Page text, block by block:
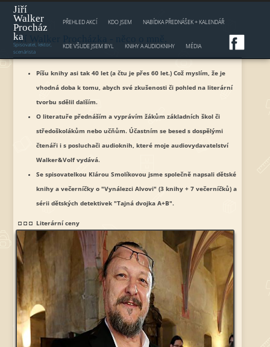
Jiří
Walker
Procház
ka
Spisovatel, lektor,
scenárista
PŘEHLED AKCÍ KDO JSEM NABÍDKA PŘEDNÁŠEK + KALENDÁŘ
KDE VŠUDE JSEM BYL KNIHY A AUDIOKNIHY MÉDIA
Jiří Walker Procházka - něco o mně.
Píšu knihy asi tak 40 let (a čtu je přes 60 let.) Což myslím, že je
vhodná doba k tomu, abych své zkušenosti či pohled na literární
tvorbu sdělil dalším.
O literatuře přednáším a vyprávím žákům základních škol či
středoškolákům nebo učňům. Účastním se besed s dospělými
čtenáři i s posluchači audioknih, které moje audiovydavatelství
Walker&Volf vydává.
Se spisovatelkou Klárou Smolíkovou jsme společně napsali dětské
knihy a večerníčky o "Vynálezci Alvovi" (3 knihy + 7 večerníčků) a
sérii dětských detektivek "Tajná dvojka A+B".
◘ ◘ ◘ Literární ceny